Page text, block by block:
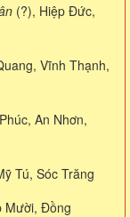
(?), Hiệp Đức,
Vĩnh Thạnh,
An Nhơn,
Tú, Sóc Trăng
Mười, Đồng